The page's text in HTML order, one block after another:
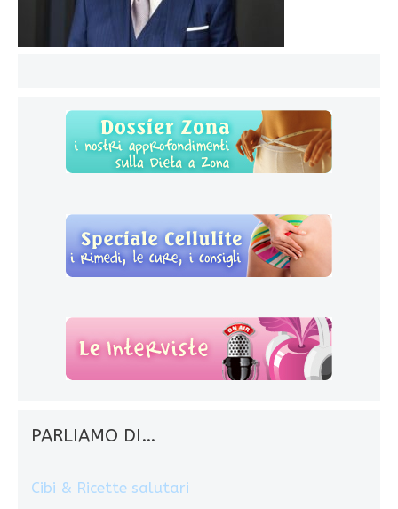
PARLIAMO DI…
Cibi & Ricette salutari